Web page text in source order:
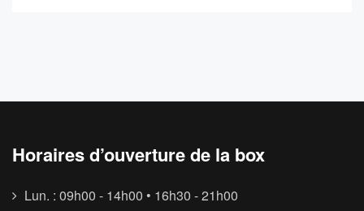
Horaires d’ouverture de la box
Lun. : 09h00 - 14h00 • 16h30 - 21h00